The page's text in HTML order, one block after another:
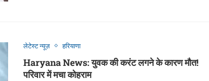
लेटेस्ट न्यूज़ हरियाणा
Haryana News: युवक की करंट लगने के कारण मौत!
परिवार में मचा कोहराम